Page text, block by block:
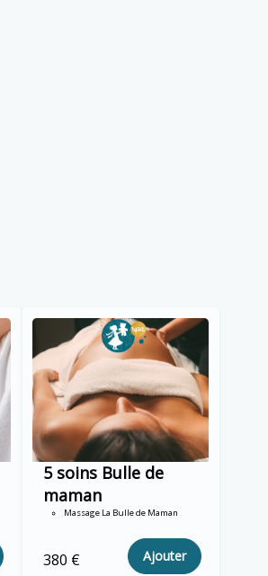
5 soins Bulle de
maman
Massage La Bulle de Maman
380 € Ajouter